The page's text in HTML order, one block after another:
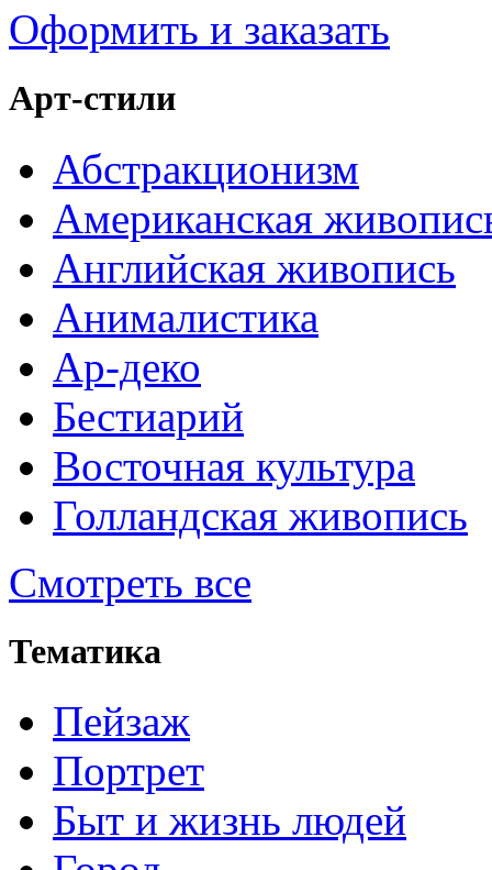
Оформить и заказать
Арт-стили
Абстракционизм
Американская
Английская живопись
Анималистика
Ар-деко
Бестиарий
Восточная культура
Голландская живопись
Смотреть все
Тематика
Пейзаж
Портрет
Быт и жизнь людей